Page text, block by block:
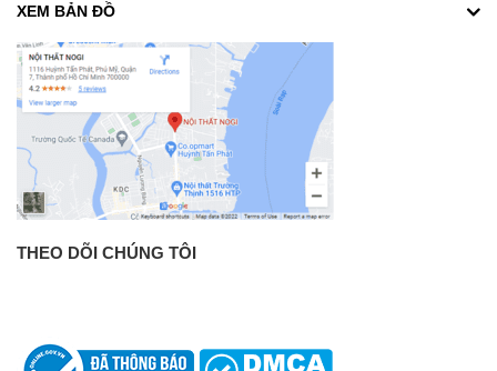
XEM BẢN ĐỒ
THEO DÕI CHÚNG TÔI